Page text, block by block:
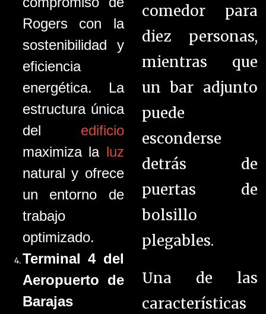
Rogers con la
sostenibilidad y
eficiencia
energética. La
estructura única
del edificio
maximiza la luz
natural y ofrece
un entorno de
trabajo
optimizado.
Terminal 4 del
Aeropuerto de
Barajas
comedor para
diez personas,
mientras que
un bar adjunto
puede
esconderse
detrás de
puertas de
bolsillo
plegables.
Una de las
características